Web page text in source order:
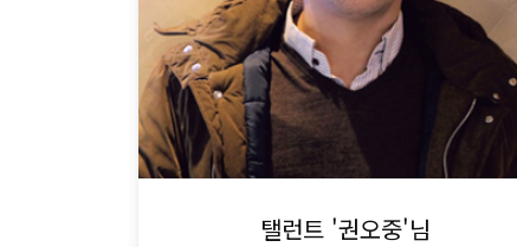
탤런트 '권오중'님